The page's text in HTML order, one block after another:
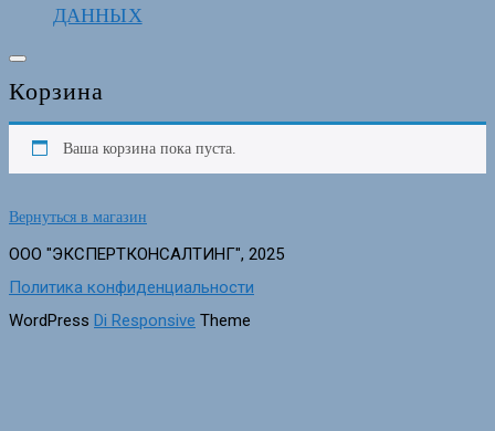
ДАННЫХ
Корзина
Ваша корзина пока пуста.
Вернуться в магазин
ООО "ЭКСПЕРТКОНСАЛТИНГ", 2025
Политика конфиденциальности
WordPress Di Responsive Theme